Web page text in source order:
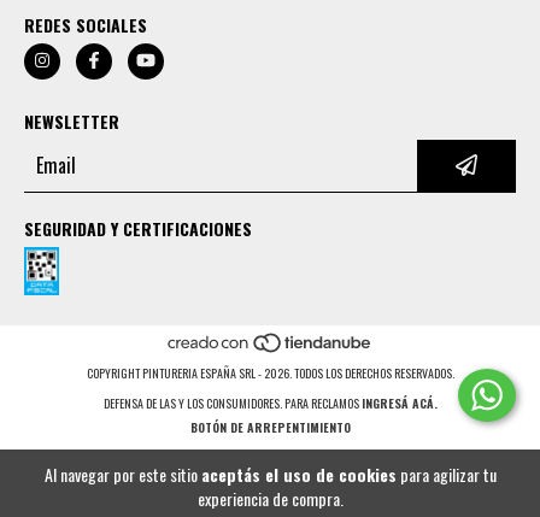
Al navegar por este sitioaceptás el uso de cookies para agilizar tu
experiencia de compra.
REDES SOCIALES
NEWSLETTER
SEGURIDAD Y CERTIFICACIONES
COPYRIGHT PINTURERIA ESPAÑA SRL - 2026. TODOS LOS DERECHOS RESERVADOS.
DEFENSA DE LAS Y LOS CONSUMIDORES. PARA RECLAMOS INGRESÁ ACÁ.
BOTÓN DE ARREPENTIMIENTO